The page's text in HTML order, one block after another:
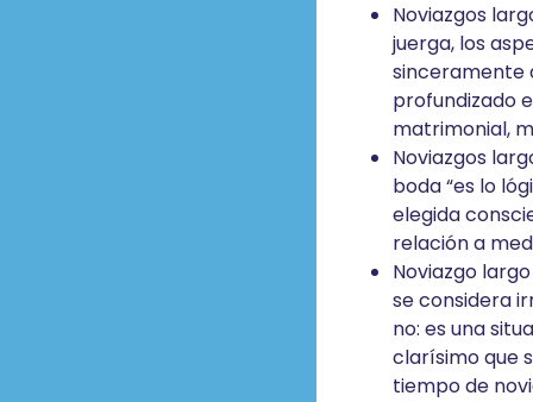
Noviazgos
juerga, los
sinceramente
profundizado
matrimonial,
Noviazgos
boda “es lo
elegida
relación a
Noviazgo
se considera
no: es una
clarísimo que
tiempo de